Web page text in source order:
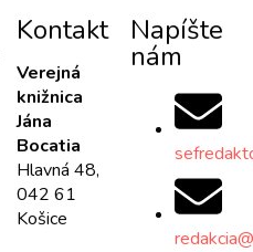
Kontakt
Verejná
knižnica
Jána
Bocatia
Hlavná 48,
042 61
Košice
Napíšte
nám